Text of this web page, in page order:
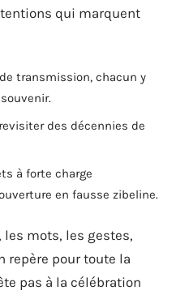
qui marquent
transmission, chacun y
des décennies de
à forte charge
en fausse zibeline.
les mots, les gestes,
repère pour toute la
pas à la célébration